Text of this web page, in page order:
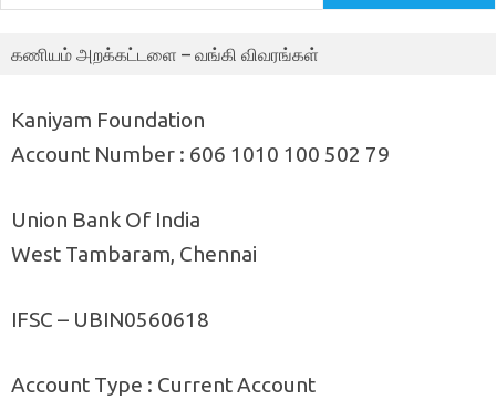
கணியம் அறக்கட்டளை – வங்கி விவரங்கள்
Kaniyam Foundation
Account Number : 606 1010 100 502 79
Union Bank Of India
West Tambaram, Chennai
IFSC – UBIN0560618
Account Type : Current Account